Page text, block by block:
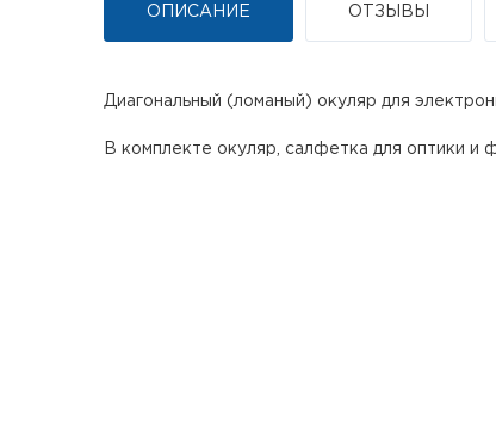
ОПИСАНИЕ ОТЗЫВЫ
Диагональный (ломаный) окуляр для
В комплекте окуляр, салфетка для оптики и